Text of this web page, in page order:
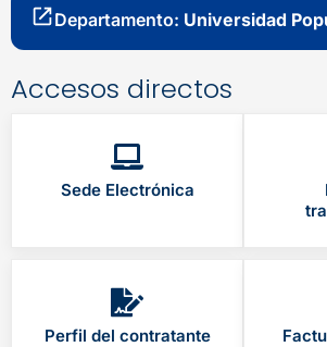
Departamento: Universidad
Accesos directos
Sede Electrónica
Perfil del contratante